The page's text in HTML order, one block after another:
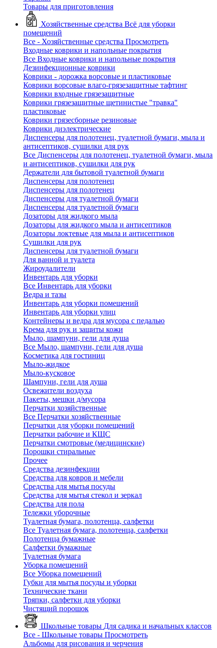
Товары для приготовления
Хозяйственные средства Всё для уборки
помещений
Все - Хозяйственные средства Просмотреть
Входные коврики и напольные покрытия
Все Входные коврики и напольные покрытия
Дезинфекционные коврики
Коврики - дорожка ворсовые и пластиковые
Коврики ворсовые влаго-грязезащитные тафтинг
Коврики входные грязезащитные
Коврики грязезащитные щетинистые "травка"
пластиковые
Коврики грязесборные резиновые
Коврики диэлектрические
Диспенсеры для полотенец, туалетной бумаги, мыла и
антисептиков, сушилки для рук
Все Диспенсеры для полотенец, туалетной бумаги, мыла
и антисептиков, сушилки для рук
Держатели для бытовой туалетной бумаги
Диспенсеры для полотенец
Диспенсеры для полотенец
Диспенсеры для туалетной бумаги
Диспенсеры для туалетной бумаги
Дозаторы для жидкого мыла
Дозаторы для жидкого мыла и антисептиков
Дозаторы локтевые для мыла и антисептиков
Сушилки для рук
Диспенсеры для туалетной бумаги
Для ванной и туалета
Жироудалители
Инвентарь для уборки
Все Инвентарь для уборки
Ведра и тазы
Инвентарь для уборки помещений
Инвентарь для уборки улиц
Контейнеры и ведра для мусора с педалью
Крема для рук и защиты кожи
Мыло, шампуни, гели для душа
Все Мыло, шампуни, гели для душа
Косметика для гостиниц
Мыло-жидкое
Мыло-кусковое
Шампуни, гели для душа
Освежители воздуха
Пакеты, мешки д/мусора
Перчатки хозяйственные
Все Перчатки хозяйственные
Перчатки для уборки помещений
Перчатки рабочие и КЩС
Перчатки смотровые (медицинские)
Порошки стиральные
Прочее
Средства дезинфекции
Средства для ковров и мебели
Средства для мытья посуды
Средства для мытья стекол и зеркал
Средства для пола
Тележки уборочные
Туалетная бумага, полотенца, салфетки
Все Туалетная бумага, полотенца, салфетки
Полотенца бумажные
Салфетки бумажные
Туалетная бумага
Уборка помещений
Все Уборка помещений
Губки для мытья посуды и уборки
Технические ткани
Тряпки, салфетки для уборки
Чистящий порошок
Школьные товары Для садика и начальных классов
Все - Школьные товары Просмотреть
Альбомы для рисования и черчения